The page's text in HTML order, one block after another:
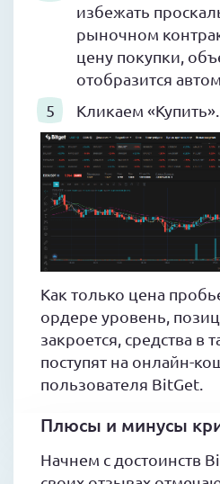
избежать
рыночном
цену покупки,
отобразится
Кликаем «Купить».
Как только цена
ордере уровень,
закроется, средства
поступят на онлайн-
пользователя BitGet.
Плюсы и минусы
Начнем с достоинств